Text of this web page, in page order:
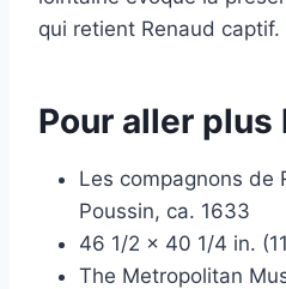
qui retient Renaud captif.
Pour aller plus
Les compagnons de
Poussin, ca. 1633
46 1/2 x 40 1/4 in.
The Metropolitan